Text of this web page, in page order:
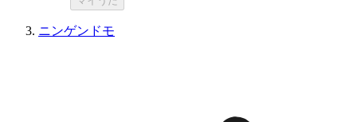
ニンゲンドモ